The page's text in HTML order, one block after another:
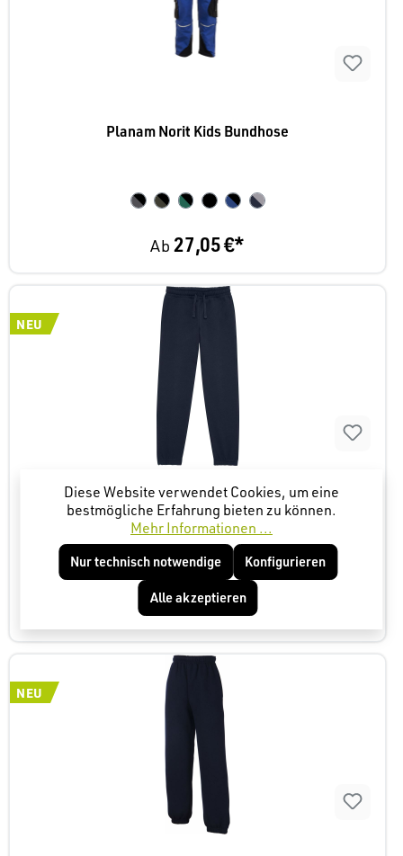
Planam Norit Kids Bundhose
Ab27,05 €*
NEU
B&C ID.000 Sweatpant Kids – Hochwertige Kinder
Sweatpants
8,80 €*
NEU
Diese Website verwendet Cookies, um eine
bestmögliche Erfahrung bieten zu können.
Mehr Informationen ...
Nur technisch notwendige Konfigurieren
Alle akzeptieren